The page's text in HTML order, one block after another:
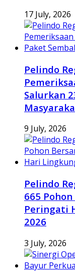
17 July, 2026
Pelindo
Salurkan
9 July, 2026
Pelindo
665
Peringati
2026
3 July, 2026